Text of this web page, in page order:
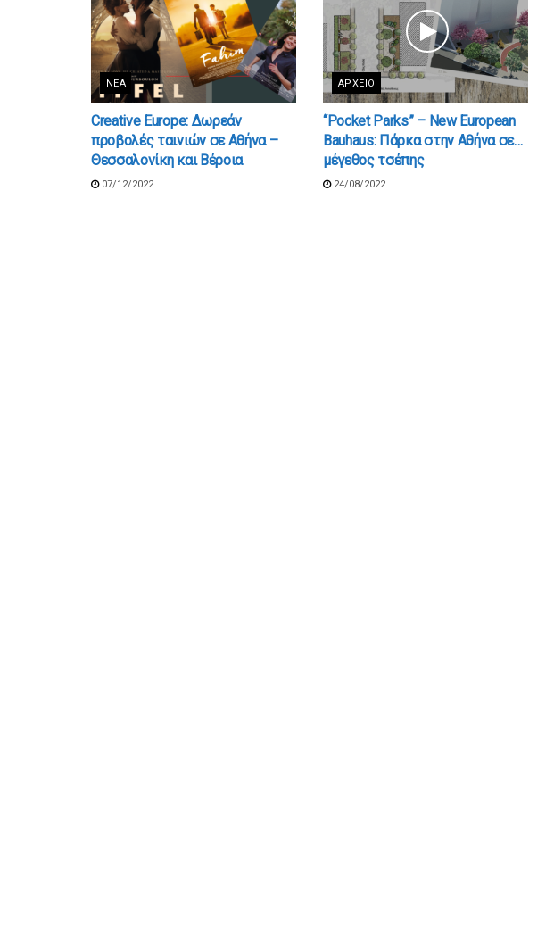
ΝΈΑ
Creative Europe: Δωρεάν
προβολές ταινιών σε Αθήνα –
Θεσσαλονίκη και Βέροια
07/12/2022
ΑΡΧΕΊΟ
“Pocket Parks” – New European
Bauhaus: Πάρκα στην Αθήνα σε…
μέγεθος τσέπης
24/08/2022